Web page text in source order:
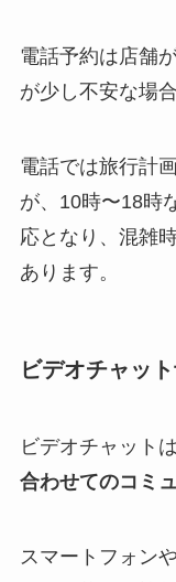
電話予約は店舗
が少し不安な場
電話では旅行計
が、10時〜18時
応となり、混雑
あります。
ビデオチャッ
ビデオチャット
合わせてのコミ
スマートフォン